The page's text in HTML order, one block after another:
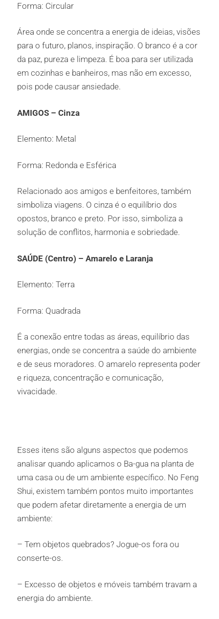
Forma: Circular
Área onde se concentra a energia de ideias, visões
para o futuro, planos, inspiração. O branco é a cor
da paz, pureza e limpeza. É boa para ser utilizada
em cozinhas e banheiros, mas não em excesso,
pois pode causar ansiedade.
AMIGOS – Cinza
Elemento: Metal
Forma: Redonda e Esférica
Relacionado aos amigos e benfeitores, também
simboliza viagens. O cinza é o equilíbrio dos
opostos, branco e preto. Por isso, simboliza a
solução de conflitos, harmonia e sobriedade.
SAÚDE (Centro) – Amarelo e Laranja
Elemento: Terra
Forma: Quadrada
É a conexão entre todas as áreas, equilíbrio das
energias, onde se concentra a saúde do ambiente
e de seus moradores. O amarelo representa poder
e riqueza, concentração e comunicação,
vivacidade.
Esses itens são alguns aspectos que podemos
analisar quando aplicamos o Ba-gua na planta de
uma casa ou de um ambiente específico. No Feng
Shui, existem também pontos muito importantes
que podem afetar diretamente a energia de um
ambiente:
– Tem objetos quebrados? Jogue-os fora ou
conserte-os.
– Excesso de objetos e móveis também travam a
energia do ambiente.